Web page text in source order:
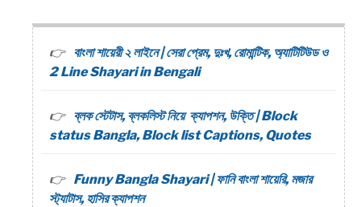
বাংলা শায়েরী ২ লাইনে | সেরা প্রেম, দুঃখ, রোমান্টিক, অ্যাটিটিউড ও
2 Line Shayari in Bengali
ব্লক স্টেটাস, ব্লকলিস্ট নিয়ে ক্যাপশন, উক্তি | Block
status Bangla, Block list Captions, Quotes
Funny Bangla Shayari | ফানি বাংলা শায়েরি, মজার
স্ট্যাটাস, হাসির ক্যাপশন